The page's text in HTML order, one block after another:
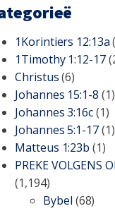
1Korintiers 12:13a
1Timothy 1:12-17
Christus(6)
Johannes 15:1-8 (1)
Johannes 3:16c(1)
Johannes 5:1-17(1)
Matteus 1:23b (1)
PREKE VOLGENS
(1,194)
Bybel (68)